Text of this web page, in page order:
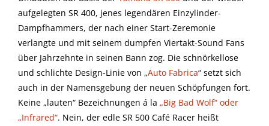
aufgelegten SR 400, jenes legendären Einzylinder-
Dampfhammers, der nach einer Start-Zeremonie
verlangte und mit seinem dumpfen Viertakt-Sound Fans
über Jahrzehnte in seinen Bann zog. Die schnörkellose
und schlichte Design-Linie von „Auto Fabrica“ setzt sich
auch in der Namensgebung der neuen Schöpfungen fort.
Keine „lauten“ Bezeichnungen á la „Big Bad Wolf“ oder
„Infrared“. Nein, der edle SR 500 Café Racer heißt